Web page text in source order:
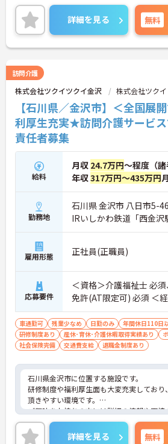
詳細を見る 無料
訪問介護
株式会社ツクイツクイ金沢 株式会社ツクイ
【石川県／金沢市】＜全国展
利厚生充実★訪問介護サービ
責任者募集
給料
月収 24.7万円～程度（諸
年収317万円～435万円
勤務地
石川県 金沢市 八日市5-
IRいしかわ鉄道「西金沢
雇用形態 正社員(正職員)
応募要件
＜資格＞介護福祉士 必
免許(AT限定可) 必須 ＜
車通勤可 残業少なめ 日勤のみ 年間休日110日
研修制度あり
産休･育休･介護休暇取得実績あり
社会保険完備
交通費支給 退職金制度あり
石川県金沢市に位置する施設です。
研修制度や福利厚生面も大変充実しており
頂きやすい環境です。
ご興味をお持ちの方には詳細の情報や面接
トをお伝えしますのでお気軽にお問い合わ
いませ。
詳細を見る 無料